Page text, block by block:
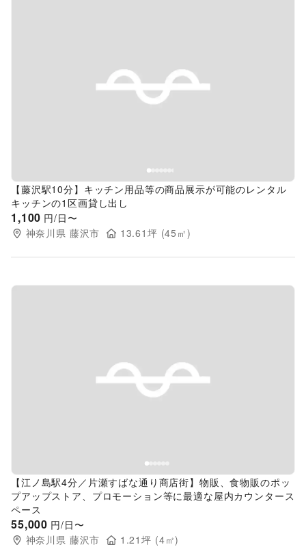
Previous slide
【藤沢駅10分】キッチン用品等の商品展示が可能のレンタル
キッチンの1区画貸し出し
1,100 円/日〜
神奈川県 藤沢市 13.61 坪 (45 ㎡)
Previous slide
【江ノ島駅4分／片瀬すばな通り商店街】物販、食物販のポッ
プアップストア、プロモーション等に最適な屋内カウンタース
ペース
55,000 円/日〜
神奈川県 藤沢市 1.21坪 (4㎡)